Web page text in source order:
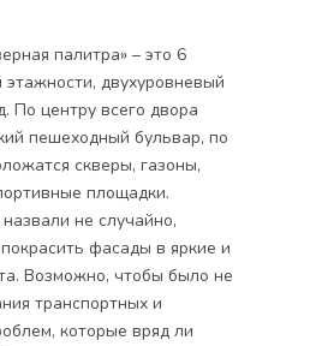
палитра» – это 6
двухуровневый
По центру всего двора
пешеходный бульвар, по
скверы, газоны,
площадки.
не случайно,
фасады в яркие и
Возможно, чтобы было не
транспортных и
которые вряд ли